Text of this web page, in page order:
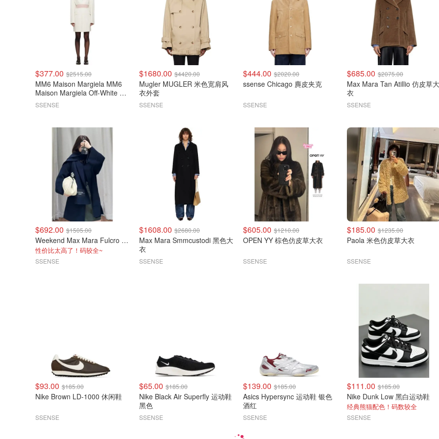
$377.00 $2515.00
MM6 Maison Margiela MM6
Maison Margiela Off-White 单
排扣大衣
SSENSE
$1680.00 $4420.00
Mugler MUGLER 米色宽肩风
衣外套
SSENSE
$444.00 $2020.00
ssense Chicago 麂皮夹克
SSENSE
$685.00 $2075.00
Max Mara Tan Atillio 仿皮草大
衣
SSENSE
$692.00 $1505.00
Weekend Max Mara Fulcro 海军蓝围巾外套
性价比太高了！码较全~
SSENSE
$1608.00 $2680.00
Max Mara Smmcustodi 黑色大
衣
SSENSE
$605.00 $1210.00
OPEN YY 棕色仿皮草大衣
SSENSE
$185.00 $1235.00
Paola 米色仿皮草大衣
SSENSE
$93.00 $185.00
Nike Brown LD-1000 休闲鞋
SSENSE
$65.00 $185.00
Nike Black Air Superfly 运动鞋
黑色
SSENSE
$139.00 $185.00
Asics Hypersync 运动鞋 银色
酒红
SSENSE
$111.00 $185.00
Nike Dunk Low 黑白运动鞋
经典熊猫配色！码数较全
SSENSE